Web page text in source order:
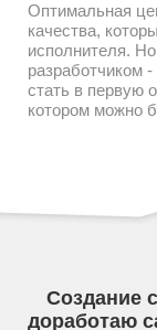
Оптимальная
качества,
исполнителя.
разработчиком
стать в первую
котором можно
Создание
доработаю